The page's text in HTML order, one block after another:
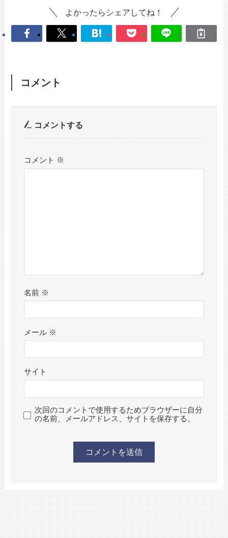
よかったらシェアしてね！
コメント
コメントする
コメント ※
名前 ※
メール ※
サイト
次回のコメントで使用するためブラウザーに自分
の名前、メールアドレス、サイトを保存する。